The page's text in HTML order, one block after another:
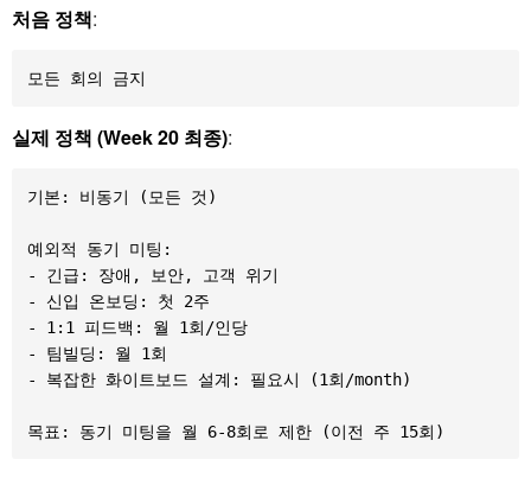
처음 정책:
실제 정책 (Week 20 최종):
기본: 비동기 (모든 것)
예외적 동기 미팅:
- 긴급: 장애, 보안, 고객 위기
- 신입 온보딩: 첫 2주
- 1:1 피드백: 월 1회/인당
- 팀빌딩: 월 1회
- 복잡한 화이트보드 설계: 필요시 (1회/month)